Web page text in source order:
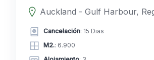
Cancelación: 15 Dias
M2.: 6.900